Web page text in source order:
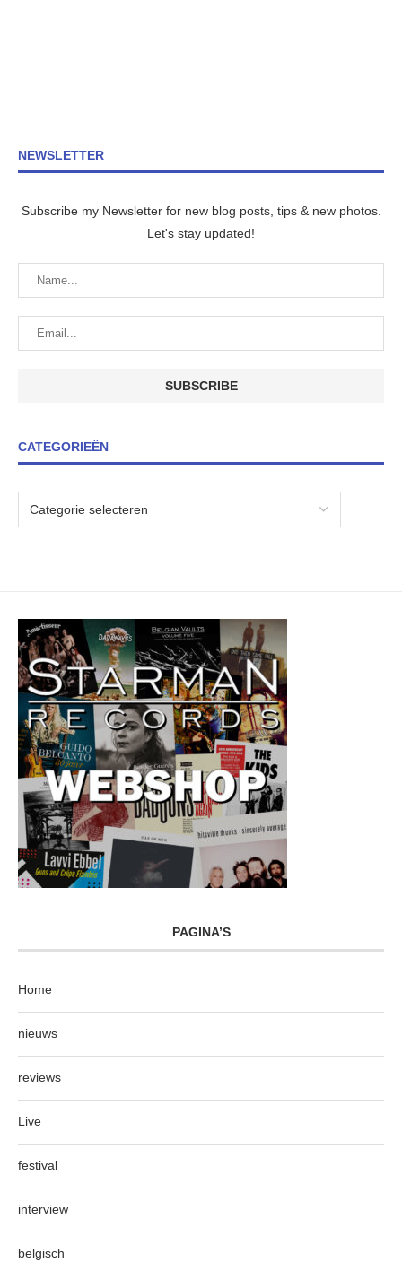
NEWSLETTER
Subscribe my Newsletter for new blog posts, tips & new photos.
Let's stay updated!
CATEGORIEËN
PAGINA’S
Home
nieuws
reviews
Live
festival
interview
belgisch